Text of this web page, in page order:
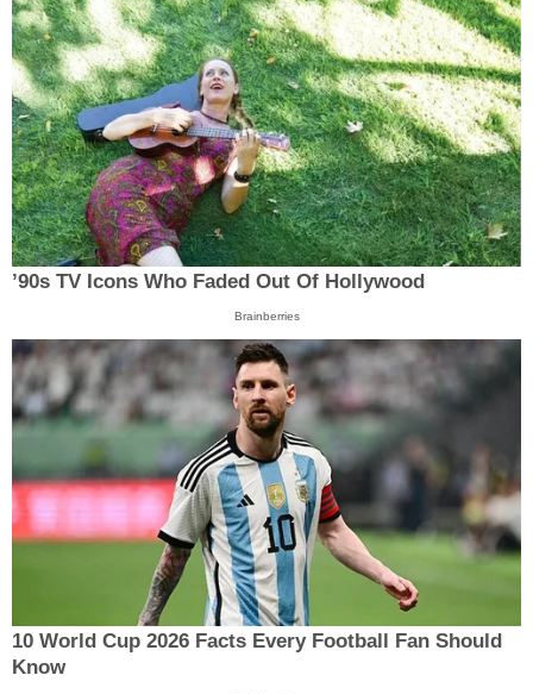
’90s TV Icons Who Faded Out Of Hollywood
Brainberries
10 World Cup 2026 Facts Every Football Fan Should
Know